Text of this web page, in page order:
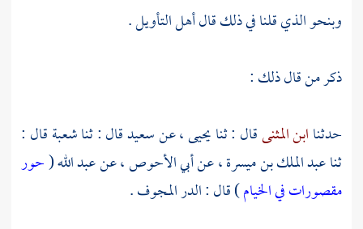
وبنحو الذي قلنا في ذلك قال أهل التأويل .
ذكر من قال ذلك :
حدثناابن المثنىقال : ثنايحيى، عنسعيدقال : ثناشعبةقال :
ثناعبد الملك بن ميسرة، عنأبي الأحوص، عنعبد الله(حور
مقصورات في الخيام) قال : الدر المجوف .